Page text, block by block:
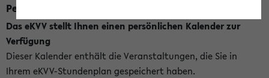
Persönlicher Kalender
Das eKVV stellt Ihnen einen persönlichen Kalender zur
Verfügung
Dieser Kalender enthält die Veranstaltungen, die Sie in
Ihrem eKVV-Stundenplan gespeichert haben.